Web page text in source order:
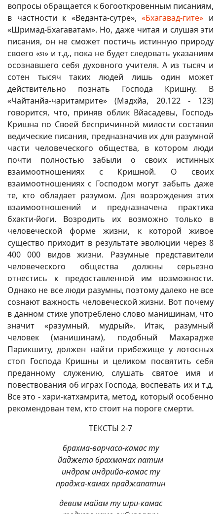
вопросы обращается к богооткровенным писаниям,
в частности к «Веданта-сутре»,«Бхагавад-гите» и
«Шримад-Бхагаватам». Но, даже читая и слушая эти
писания, он не сможет постичь истинную природу
своего «я» и т.д., пока не будет следовать указаниям
осознавшего себя духовного учителя. А из тысяч и
сотен тысяч таких людей лишь один может
действительно познать Господа Кришну. В
«Чайтанйа-чаритамрите» (Мадхйа, 20.122 - 123)
говорится, что, приняв облик Вйасадевы, Господь
Кришна по Своей беспричинной милости составил
ведические писания, предназначив их для разумной
части человеческого общества, в котором люди
почти полностью забыли о своих истинных
взаимоотношениях с Кришной. О своих
взаимоотношениях с Господом могут забыть даже
те, кто обладает разумом. Для возрождения этих
взаимоотношений и предназначена практика
бхакти-йоги. Возродить их возможно только в
человеческой форме жизни, к которой живое
существо приходит в результате эволюции через 8
400 000 видов жизни. Разумные представители
человеческого общества должны серьезно
отнестись к предоставленной им возможности.
Однако не все люди разумны, поэтому далеко не все
сознают важность человеческой жизни. Вот почему
в данном стихе употреблено слово манишинам, что
значит «разумный, мудрый». Итак, разумный
человек (манишинам), подобный Махарадже
Парикшиту, должен найти прибежище у лотосных
стоп Господа Кришны и целиком посвятить себя
преданному служению, слушать святое имя и
повествования об играх Господа, воспевать их и т.д.
Все это - хари-катхамрита, метод, который особенно
рекомендован тем, кто стоит на пороге смерти.
ТЕКСТЫ 2-7
брахма-варчаса-камас ту
йаджета брахманах патим
индрам индрийа-камас ту
праджа-камах праджапатин
девим майам ту шри-камас